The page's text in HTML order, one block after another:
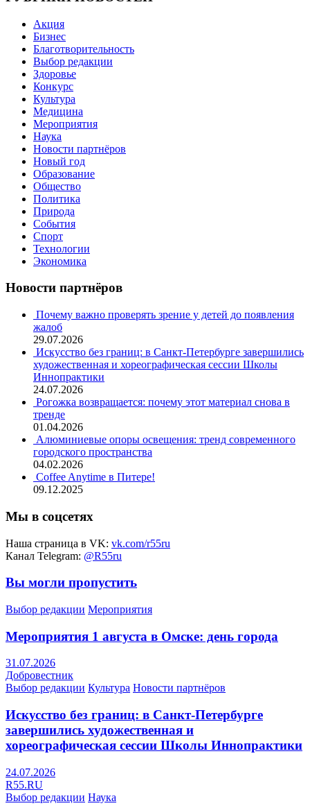
Акция
Бизнес
Благотворительность
Выбор редакции
Здоровье
Конкурс
Культура
Медицина
Мероприятия
Наука
Новости партнёров
Новый год
Образование
Общество
Политика
Природа
События
Спорт
Технологии
Экономика
Новости партнёров
Почему важно проверять зрение у детей до появления
жалоб
29.07.2026
Искусство без границ: в Санкт-Петербурге завершились
художественная и хореографическая сессии Школы
Иннопрактики
24.07.2026
Рогожка возвращается: почему этот материал снова в
тренде
01.04.2026
Алюминиевые опоры освещения: тренд современного
городского пространства
04.02.2026
Coffee Anytime в Питере!
09.12.2025
Мы в соцсетях
Наша страница в VK: vk.com/r55ru
Канал Telegram: @R55ru
Вы могли пропустить
Выбор редакции Мероприятия
Мероприятия 1 августа в Омске: день города
31.07.2026
Добровестник
Выбор редакции Культура Новости партнёров
Искусство без границ: в Санкт-Петербурге
завершились художественная и
хореографическая сессии Школы Иннопрактики
24.07.2026
R55.RU
Выбор редакции Наука